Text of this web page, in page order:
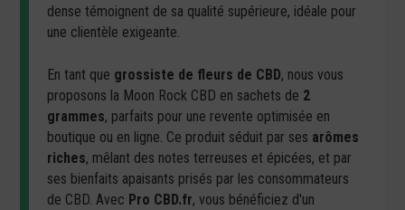
dense témoignent de sa qualité supérieure, idéale pour
une clientèle exigeante.
En tant que grossiste de fleurs de CBD, nous vous
proposons la Moon Rock CBD en sachets de 2
grammes, parfaits pour une revente optimisée en
boutique ou en ligne. Ce produit séduit par ses arômes
riches, mêlant des notes terreuses et épicées, et par
ses bienfaits apaisants prisés par les consommateurs
de CBD. Avec Pro CBD.fr, vous bénéficiez d'un